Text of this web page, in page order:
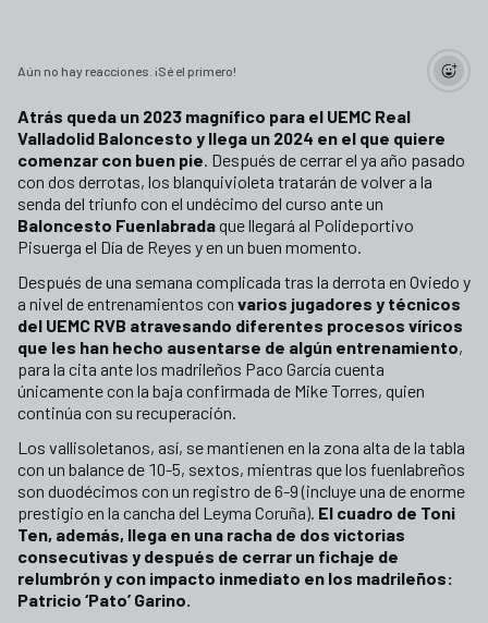
Aún no hay reacciones. ¡Sé el primero!
Atrás queda un 2023 magnífico para el UEMC Real
Valladolid Baloncesto y llega un 2024 en el que quiere
comenzar con buen pie. Después de cerrar el ya año pasado
con dos derrotas, los blanquivioleta tratarán de volver a la
senda del triunfo con el undécimo del curso ante un
Baloncesto Fuenlabradaque llegará al Polideportivo
Pisuerga el Día de Reyes y en un buen momento.
Después de una semana complicada tras la derrota en Oviedo y
a nivel de entrenamientos con varios jugadores y técnicos
del UEMC RVB atravesando diferentes procesos víricos
que les han hecho ausentarse de algún entrenamiento,
para la cita ante los madrileños Paco García cuenta
únicamente con la baja confirmada de Mike Torres, quien
continúa con su recuperación.
Los vallisoletanos, así, se mantienen en la zona alta de la tabla
con un balance de 10-5, sextos, mientras que los fuenlabreños
son duodécimos con un registro de 6-9 (incluye una de enorme
prestigio en la cancha del Leyma Coruña). El cuadro de Toni
Ten, además, llega en una racha de dos victorias
consecutivas y después de cerrar un fichaje de
relumbrón y con impacto inmediato en los madrileños:
Patricio ‘Pato’ Garino.